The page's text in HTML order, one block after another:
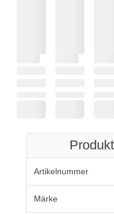
Artikelnummer
Märke